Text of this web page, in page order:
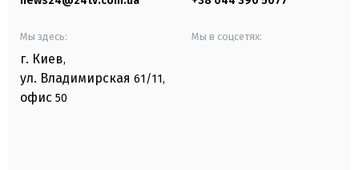
Мы здесь:
г. Киев,
ул. Владимирская 61/11,
офис 50
Мы в соцсетях: